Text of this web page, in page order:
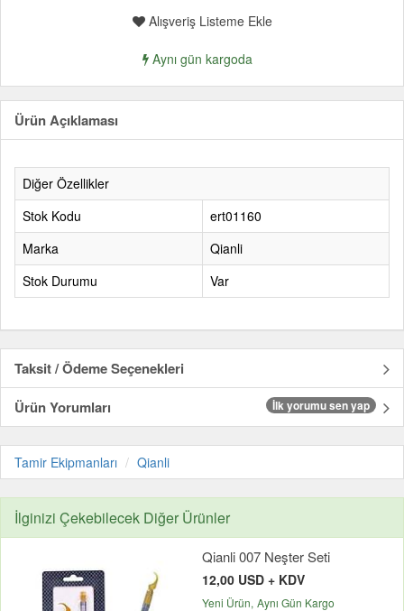
Alışveriş Listeme Ekle
Aynı gün kargoda
Ürün Açıklaması
Diğer Özellikler
Stok Kodu
ert01160
Marka
Qianli
Stok Durumu
Var
Taksit / Ödeme Seçenekleri
Ürün Yorumları
İlk yorumu sen yap
Tamir Ekipmanları Qianli
İlginizi Çekebilecek Diğer Ürünler
Qianli 007 Neşter Seti
12,00 USD + KDV
Yeni Ürün Aynı Gün Kargo